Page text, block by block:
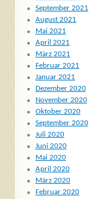
September 2021
August 2021
Mai 2021
April 2021
März 2021
Februar 2021
Januar 2021
Dezember 2020
November 2020
Oktober 2020
September 2020
Juli 2020
Juni 2020
Mai 2020
April 2020
März 2020
Februar 2020